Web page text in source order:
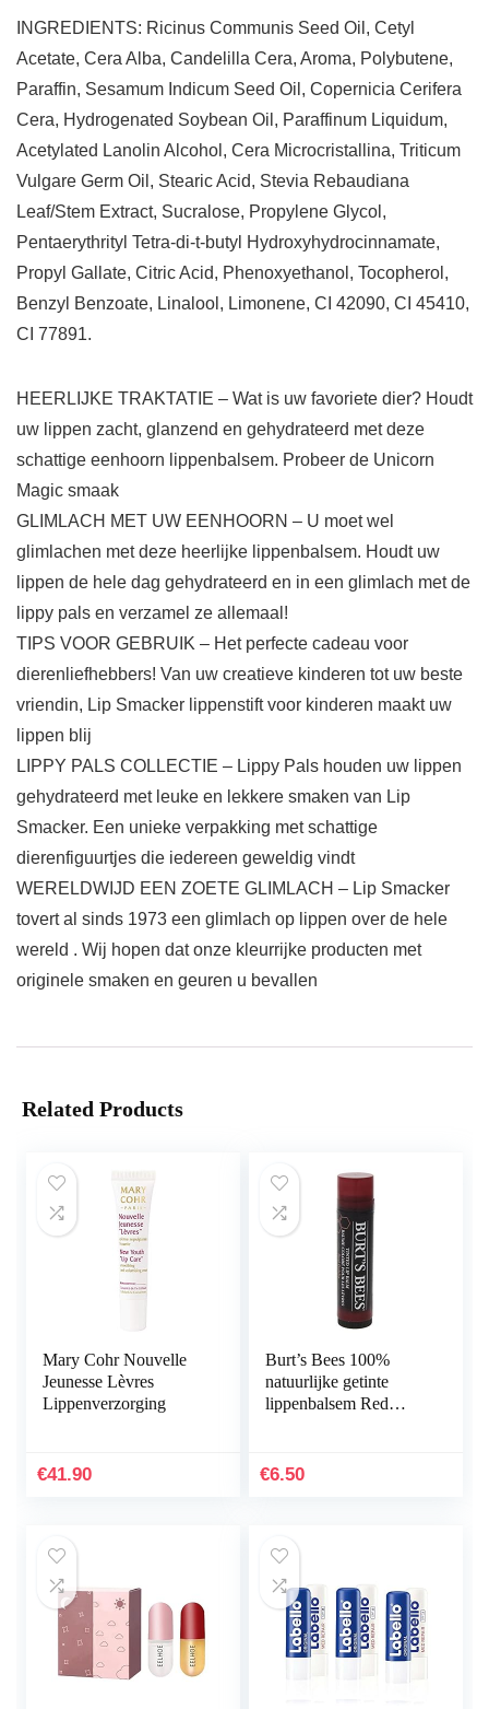
INGREDIENTS: Ricinus Communis Seed Oil, Cetyl
Acetate, Cera Alba, Candelilla Cera, Aroma, Polybutene,
Paraffin, Sesamum Indicum Seed Oil, Copernicia Cerifera
Cera, Hydrogenated Soybean Oil, Paraffinum Liquidum,
Acetylated Lanolin Alcohol, Cera Microcristallina, Triticum
Vulgare Germ Oil, Stearic Acid, Stevia Rebaudiana
Leaf/Stem Extract, Sucralose, Propylene Glycol,
Pentaerythrityl Tetra-di-t-butyl Hydroxyhydrocinnamate,
Propyl Gallate, Citric Acid, Phenoxyethanol, Tocopherol,
Benzyl Benzoate, Linalool, Limonene, CI 42090, CI 45410,
CI 77891.
HEERLIJKE TRAKTATIE – Wat is uw favoriete dier? Houdt
uw lippen zacht, glanzend en gehydrateerd met deze
schattige eenhoorn lippenbalsem. Probeer de Unicorn
Magic smaak
GLIMLACH MET UW EENHOORN – U moet wel
glimlachen met deze heerlijke lippenbalsem. Houdt uw
lippen de hele dag gehydrateerd en in een glimlach met de
lippy pals en verzamel ze allemaal!
TIPS VOOR GEBRUIK – Het perfecte cadeau voor
dierenliefhebbers! Van uw creatieve kinderen tot uw beste
vriendin, Lip Smacker lippenstift voor kinderen maakt uw
lippen blij
LIPPY PALS COLLECTIE – Lippy Pals houden uw lippen
gehydrateerd met leuke en lekkere smaken van Lip
Smacker. Een unieke verpakking met schattige
dierenfiguurtjes die iedereen geweldig vindt
WERELDWIJD EEN ZOETE GLIMLACH – Lip Smacker
tovert al sinds 1973 een glimlach op lippen over de hele
wereld . Wij hopen dat onze kleurrijke producten met
originele smaken en geuren u bevallen
Related Products
Mary Cohr Nouvelle
Jeunesse Lèvres
Lippenverzorging
€41.90
Burt’s Bees 100%
natuurlijke getinte
lippenbalsem Red
stift
€6.50